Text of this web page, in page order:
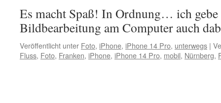
Es macht Spaß! In Ordnung… ich gebe
Bildbearbeitung am Computer auch
Veröffentlicht unter Foto, iPhone, iPhone 14 Pro, unterwegs |
Fluss, Foto, Franken, iPhone, iPhone 14 Pro, mobil, Nürnberg,